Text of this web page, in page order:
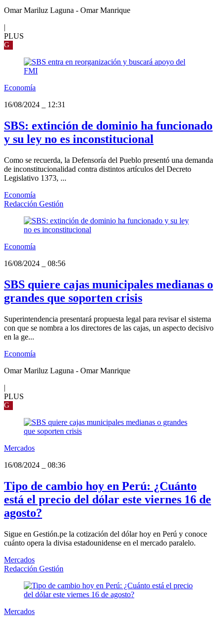
Omar Mariluz Laguna - Omar Manrique
|
PLUS
G
Economía
16/08/2024
12:31
SBS: extinción de dominio ha funcionado
y su ley no es inconstitucional
Como se recuerda, la Defensoría del Pueblo presentó una demanda
de inconstitucionalidad contra distintos artículos del Decreto
Legislativo 1373, ...
Economía
Redacción Gestión
Economía
16/08/2024
08:56
SBS quiere cajas municipales medianas o
grandes que soporten crisis
Superintendencia presentará propuesta legal para revisar el sistema
con que se nombra a los directores de las cajas, un aspecto decisivo
en la ge...
Economía
Omar Mariluz Laguna - Omar Manrique
|
PLUS
G
Mercados
16/08/2024
08:36
Tipo de cambio hoy en Perú: ¿Cuánto
está el precio del dólar este viernes 16 de
agosto?
Sigue en Gestión.pe la cotización del dólar hoy en Perú y conoce
cuánto opera la divisa estadounidense en el mercado paralelo.
Mercados
Redacción Gestión
Mercados